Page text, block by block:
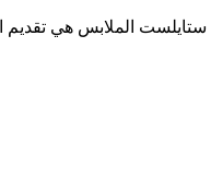
ستايلست الملابس هي